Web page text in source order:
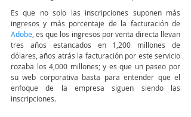
Es que no solo las inscripciones suponen más
Adobe, es que los ingresos por venta directa llevan
tres años estancados en 1,200 millones de
dólares, años atrás la facturación por este servicio
rozaba los 4,000 millones; y es que un paseo por
su web corporativa basta para entender que el
enfoque de la empresa siguen siendo las
inscripciones.